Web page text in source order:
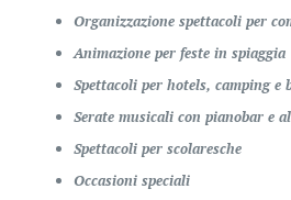
Organizzazione spettacoli per
Animazione per feste in spiaggia
Spettacoli per hotels, camping e
Serate musicali con pianobar e
Spettacoli per scolaresche
Occasioni speciali